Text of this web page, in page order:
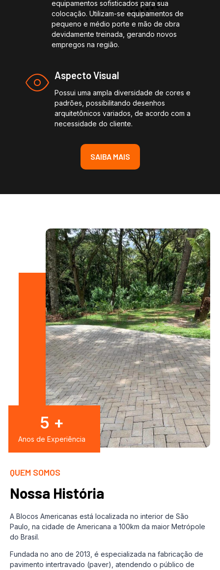
equipamentos sofisticados para sua
colocação. Utilizam-se equipamentos de
pequeno e médio porte e mão de obra
devidamente treinada, gerando novos
empregos na região.
Aspecto Visual
Possui uma ampla diversidade de cores e
padrões, possibilitando desenhos
arquitetônicos variados, de acordo com a
necessidade do cliente.
SAIBA MAIS
QUEM SOMOS
Nossa História
A Blocos Americanas está localizada no interior de São
Paulo, na cidade de Americana a 100km da maior Metrópole
do Brasil.
Fundada no ano de 2013, é especializada na fabricação de
pavimento intertravado (paver), atendendo o público de
8 +
Anos de Experiência